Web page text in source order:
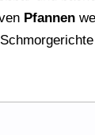
Pfannen